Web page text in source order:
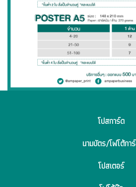
โปสการ์ด
นามบัตร/โฟโต้กา
โปสเตอร์